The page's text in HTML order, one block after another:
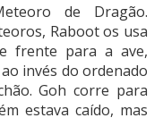
de Dragão.
Raboot os usa
frente para a ave,
invés do ordenado
Goh corre para
estava caído, mas